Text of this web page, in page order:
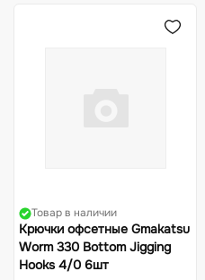
Товар в наличии
Крючки офсетные Gmakatsu
Worm 330 Bottom Jigging
Hooks 4/0 6шт